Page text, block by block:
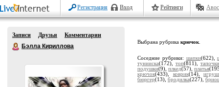
Регистрация Вход Рейтинги
Записи Друзья
Комментарии
Бэлла Кириллова
Выбрана рубрика крючок
Соседние рубрики: шапки(622),
тунииска(172), топ(811), тапочки
подушки(9),плкед(57),платья
крючок(433), коврик(14),
бюргер(13), бродилка(227),